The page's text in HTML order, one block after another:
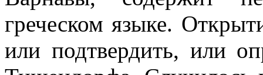
греческом языке.
или подтвердить, или